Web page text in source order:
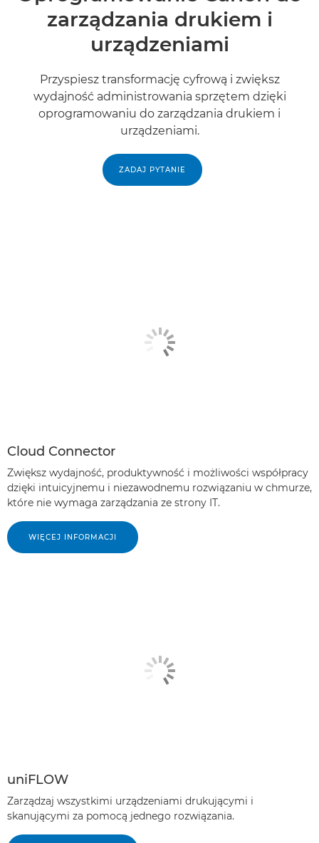
zarządzania drukiem i
urządzeniami
Przyspiesz transformację cyfrową i zwiększ
wydajność administrowania sprzętem dzięki
oprogramowaniu do zarządzania drukiem i
urządzeniami.
ZADAJ PYTANIE
Cloud Connector
Zwiększ wydajność, produktywność i możliwości współpracy
dzięki intuicyjnemu i niezawodnemu rozwiązaniu w chmurze,
które nie wymaga zarządzania ze strony IT.
WIĘCEJ INFORMACJI
uniFLOW
Zarządzaj wszystkimi urządzeniami drukującymi i
skanującymi za pomocą jednego rozwiązania.